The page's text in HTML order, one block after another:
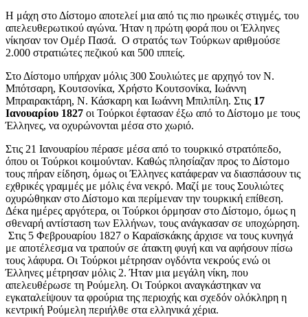
Η μάχη στο Δίστομο αποτελεί μια από τις πιο ηρωικές στιγμές, του
απελευθερωτικού αγώνα. Ήταν η πρώτη φορά που οι Έλληνες
νίκησαν τον Ομέρ Πασά. Ο στρατός των Τούρκων αριθμούσε
2.000 στρατιώτες πεζικού και 500 ιππείς.
Στο Δίστομο υπήρχαν μόλις 300 Σουλιώτες με αρχηγό τον Ν.
Μπότσαρη, Κουτσονίκα, Χρήστο Κουτσονίκα, Ιωάννη
Μπραιρακτάρη, Ν. Κάσκαρη και Ιωάννη Μπιλπίλη. Στις 17
Ιανουαρίου 1827 οι Τούρκοι έφτασαν έξω από το Δίστομο με τους
Έλληνες, να οχυρώνονται μέσα στο χωριό.
Στις 21 Ιανουαρίου πέρασε μέσα από το τουρκικό στρατόπεδο,
όπου οι Τούρκοι κοιμούνταν. Καθώς πλησίαζαν προς το Δίστομο
τους πήραν είδηση, όμως οι Έλληνες κατάφεραν να διασπάσουν τις
εχθρικές γραμμές με μόλις ένα νεκρό. Μαζί με τους Σουλιώτες
οχυρώθηκαν στο Δίστομο και περίμεναν την τουρκική επίθεση.
Δέκα ημέρες αργότερα, οι Τούρκοι όρμησαν στο Δίστομο, όμως η
σθεναρή αντίσταση των Ελλήνων, τους ανάγκασαν σε υποχώρηση.
Στις 5 Φεβρουαρίου 1827 ο Καραϊσκάκης άρχισε να τους κυνηγά
με αποτέλεσμα να τραπούν σε άτακτη φυγή και να αφήσουν πίσω
τους λάφυρα. Οι Τούρκοι μέτρησαν ογδόντα νεκρούς ενώ οι
Έλληνες μέτρησαν μόλις 2. Ήταν μια μεγάλη νίκη, που
απελευθέρωσε τη Ρούμελη. Οι Τούρκοι αναγκάστηκαν να
εγκαταλείψουν τα φρούρια της περιοχής και σχεδόν ολόκληρη η
κεντρική Ρούμελη περιήλθε στα ελληνικά χέρια.